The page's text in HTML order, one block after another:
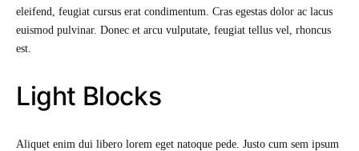
eleifend, feugiat cursus erat condimentum. Cras egestas dolor ac lacus
euismod pulvinar. Donec et arcu vulputate, feugiat tellus vel, rhoncus
est.
Light Blocks
Aliquet enim dui libero lorem eget natoque pede. Justo cum sem ipsum